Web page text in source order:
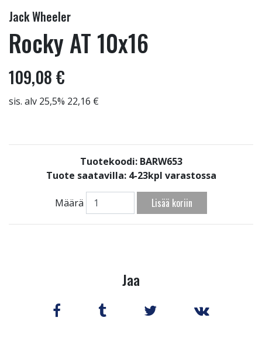
Jack Wheeler
Rocky AT 10x16
109,08 €
sis. alv 25,5% 22,16 €
Tuotekoodi: BARW653
Tuote saatavilla: 4-23kpl varastossa
Määrä Lisää koriin
Jaa